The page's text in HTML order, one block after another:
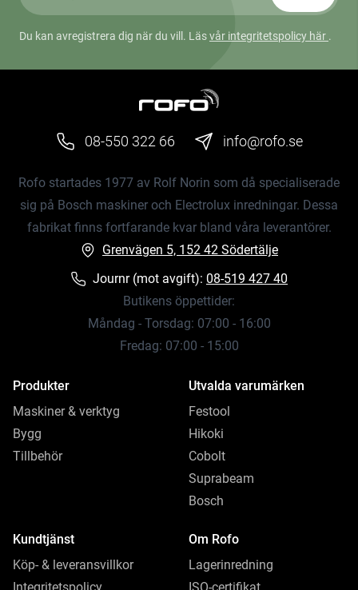
Du kan avregistrera dig när du vill. Läsvår integritetspolicy här .
08-550 322 66 info@rofo.se
Rofo startades 1977 av Rolf Norin som då specialiserade
sig på Bosch maskiner och Electrolux inredningar. Dessa
fabrikat finns fortfarande kvar bland våra leverantörer.
Grenvägen 5, 152 42 Södertälje
Journr (mot avgift): 08-519 427 40
Butikens öppettider:
Måndag - Torsdag: 07:00 - 16:00
Fredag: 07:00 - 15:00
Produkter
Maskiner & verktyg
Bygg
Tillbehör
Utvalda varumärken
Festool
Hikoki
Cobolt
Suprabeam
Bosch
Kundtjänst
Köp- & leveransvillkor
Om Rofo
Lagerinredning